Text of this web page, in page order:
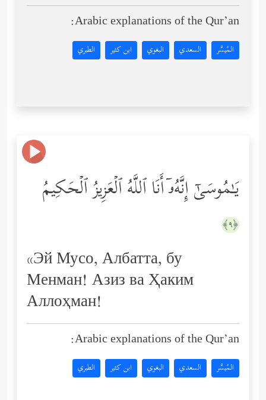
Arabic explanations of the Qur’an:
المُيسَّر السعدي البغوي ابن كثير الطبري
یَـٰمُوسَىٰۤ إِنَّهُۥۤ أَنَا ٱللَّهُ ٱلۡعَزِیزُ ٱلۡحَكِیمُ
﴿٩﴾
«Эй Мусо, Албатта, бу
Менман! Азиз ва Ҳаким
Аллоҳман!
Arabic explanations of the Qur’an:
المُيسَّر السعدي البغوي ابن كثير الطبري